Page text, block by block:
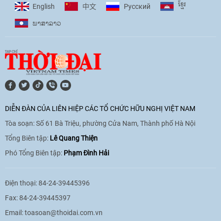
phó với biến đổi khí hậu
17:07|09/06/2026
[Video] Lào dành ưu tiên hàng đầu cho
quan hệ với Việt Nam
11:01 |09/06/2026
[Video] Doanh nghiệp Hoa Kỳ hỗ trợ
Việt Nam xác định danh tính người mất
tích trong chiến tranh
English 中文 Pусский ខ្មែរ
ພາ​ສາ​ລາວ
DIỄN ĐÀN CỦA LIÊN HIỆP CÁC TỔ CHỨC HỮU NGHỊ VIỆT NAM
Tòa soạn: Số 61 Bà Triệu, phường Cửa Nam, Thành phố Hà Nội
Tổng Biên tập: Lê Quang Thiện
Phó Tổng Biên tập: Phạm Đình Hải
Điện thoại: 84-24-39445396
Fax: 84-24-39445397
Email:toasoan@thoidai.com.vn